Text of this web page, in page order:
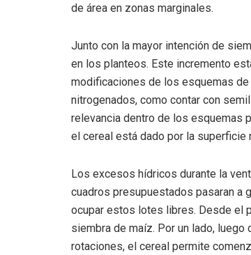
de área en zonas marginales.
Junto con la mayor intención de
en los planteos. Este incremento
modificaciones de los esquemas
nitrogenados, como contar con
relevancia dentro de los esquemas
el cereal está dado por la
Los excesos hídricos durante la
cuadros presupuestados pasaran a
ocupar estos lotes libres. Desde el
siembra de maíz. Por un lado,
rotaciones, el cereal permite